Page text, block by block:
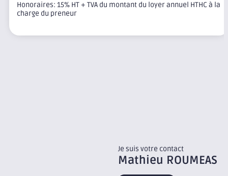
Honoraires: 15% HT + TVA du montant du loyer annuel HTHC à la
charge du preneur
Je suis votre contact
Mathieu ROUMEAS